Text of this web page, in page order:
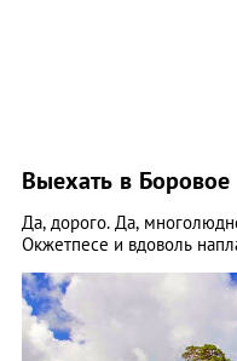
Выехать в Боровое
Да, дорого. Да,
Окжетпесе и вдоволь